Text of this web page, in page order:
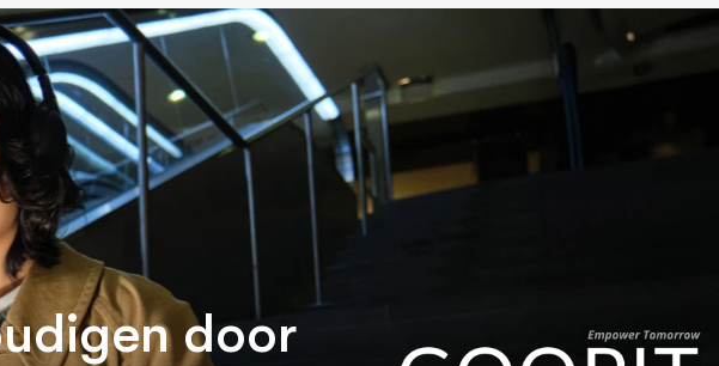
Dubai diepgaande
expertise naar elk project.
team begrijpt de unieke
waar bedrijven in
sectoren mee te
krijgen en levert op maat
oplossingen om aan
behoeften te voldoen.
verbetert of uw online
schaalbare oplossingen passen zich
aan uw veranderende behoeften
implementeren technologie die
naadloze bedrijfsgroei ondersteunt,
en zorgen voor betrouwbaarheid,
udigen door